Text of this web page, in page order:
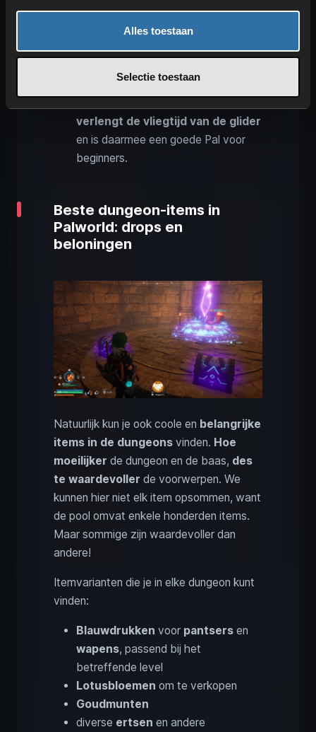
Alles toestaan
Selectie toestaan
Mau toe aan eenranchen hij zal
voortdurend nieuw goud voor je
verzamelen.
octopus en is een van de weinige
verlengt de vliegtijd van de glider
en is daarmee een goede Pal voor
beginners.
Beste dungeon-items in
Palworld: drops en
beloningen
Natuurlijk kun je ook coole en belangrijke
items in de dungeons vinden. Hoe
moeilijker de dungeon en de baas, des
te waardevoller de voorwerpen. We
kunnen hier niet elk item opsommen, want
de pool omvat enkele honderden items.
Maar sommige zijn waardevoller dan
andere!
Itemvarianten die je in elke dungeon kunt
vinden:
Blauwdrukken voor pantsers en
wapens, passend bij het
betreffende level
Lotusbloemen om te verkopen
Goudmunten
diverse ertsen en andere